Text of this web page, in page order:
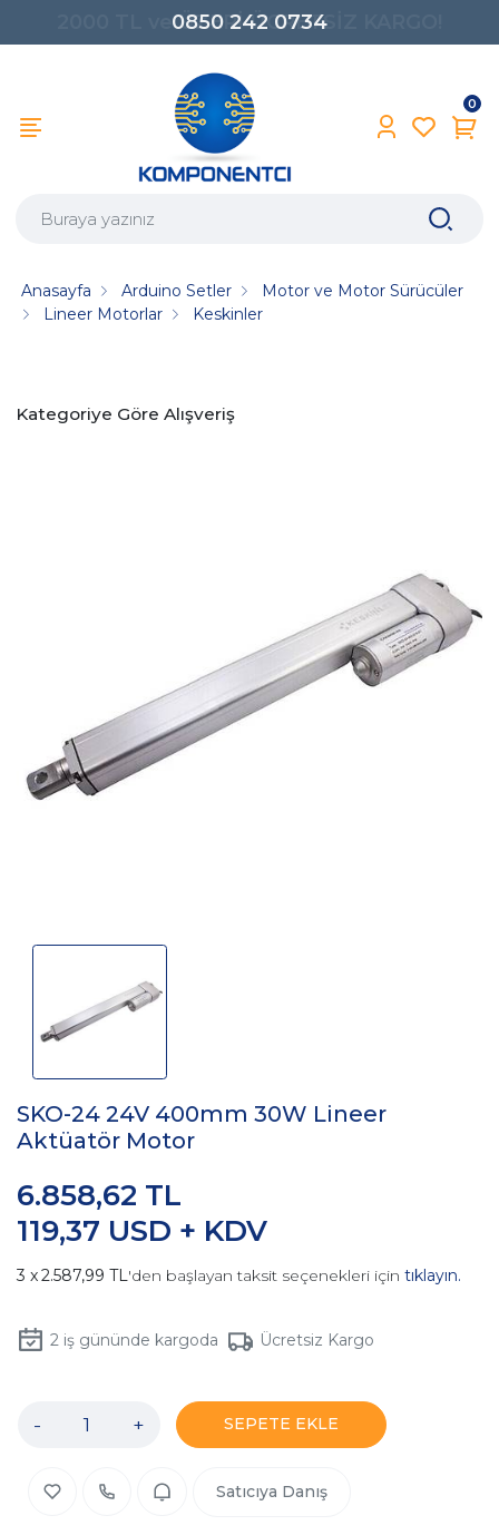
0850 242 0734
0
Anasayfa Arduino Setler
Motor ve Motor Sürücüler
Lineer Motorlar
Keskinler
Kategoriye Göre Alışveriş
SKO-24 24V 400mm 30W Lineer
Aktüatör Motor
119,37 USD + KDV
6.858,62 TL
2.587,99 TL'den başlayan taksit seçenekleri için tıklayın.
2iş gününde kargoda Ücretsiz Kargo
- + SEPETE EKLE
Satıcıya Danış